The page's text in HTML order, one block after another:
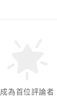
成為首位評論者